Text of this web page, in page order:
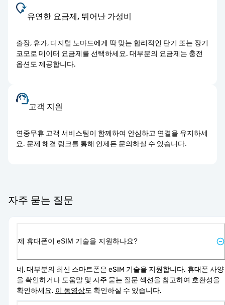
유연한 요금제, 뛰어난 가성비
출장, 휴가, 디지털 노마드에게 딱 맞는 합리적인 단기 또는 장기
코모로 데이터 요금제를 선택하세요. 대부분의 요금제는 충전
옵션도 제공합니다.
고객 지원
연중무휴 고객 서비스팀이 함께하여 안심하고 연결을 유지하세
요. 문제 해결 링크를 통해 언제든 문의하실 수 있습니다.
자주 묻는 질문
제 휴대폰이 eSIM 기술을 지원하나요?
네, 대부분의 최신 스마트폰은 eSIM 기술을 지원합니다. 휴대폰 사양
을 확인하거나 도움말 및 자주 묻는 질문 섹션을 참고하여 호환성을
확인하세요. 이 동영상도 확인하실 수 있습니다.